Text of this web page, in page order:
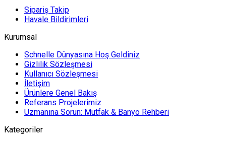
Sipariş Takip
Havale Bildirimleri
Kurumsal
Schnelle Dünyasına Hoş Geldiniz
Gizlilik Sözleşmesi
Kullanıcı Sözleşmesi
İletişim
Ürünlere Genel Bakış
Referans Projelerimiz
Uzmanına Sorun: Mutfak & Banyo Rehberi
Kategoriler